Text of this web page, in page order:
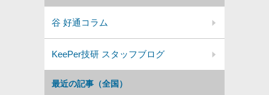
最近の記事（全国）
谷 好通コラム
KeePer技研 スタッフブログ